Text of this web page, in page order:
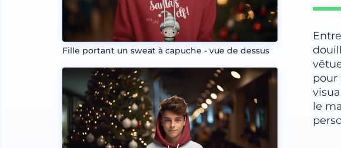
Fille portant un sweat à capuche - vue de dessus
pour
le